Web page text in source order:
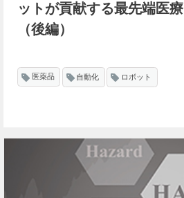
ットが貢献する最先端医療
（後編）
医薬品 自動化 ロボット